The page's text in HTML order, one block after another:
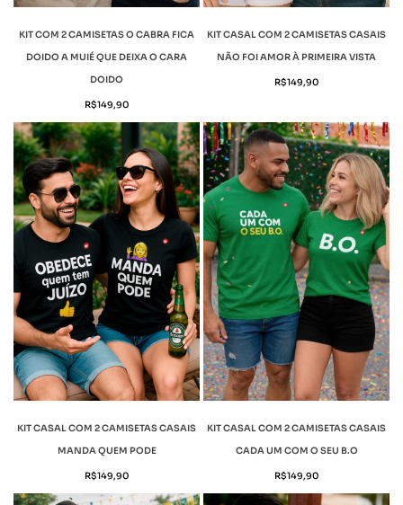
KIT COM 2 CAMISETAS O CABRA FICA
DOIDO A MUIÉ QUE DEIXA O CARA
DOIDO
R$149,90
KIT CASAL COM 2 CAMISETAS CASAIS
NÃO FOI AMOR À PRIMEIRA VISTA
R$149,90
KIT CASAL COM 2 CAMISETAS CASAIS
MANDA QUEM PODE
R$149,90
KIT CASAL COM 2 CAMISETAS CASAIS
CADA UM COM O SEU B.O
R$149,90